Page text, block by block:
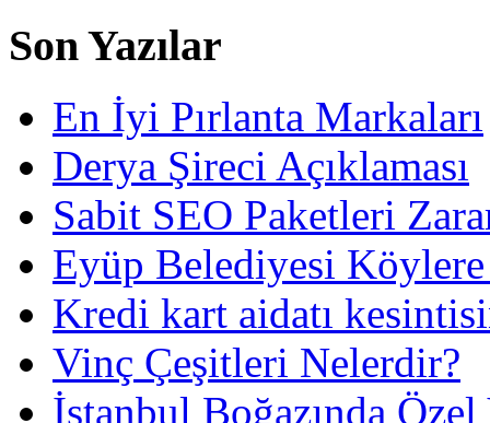
Son Yazılar
En İyi Pırlanta Markaları
Derya Şireci Açıklaması
Sabit SEO Paketleri
Eyüp Belediyesi
Kredi kart aidatı
Vinç Çeşitleri Nelerdir?
İstanbul Boğazında